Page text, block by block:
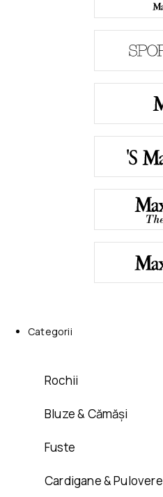
Categorii
Rochii
Bluze & Cămăși
Fuste
Cardigane & Pulovere